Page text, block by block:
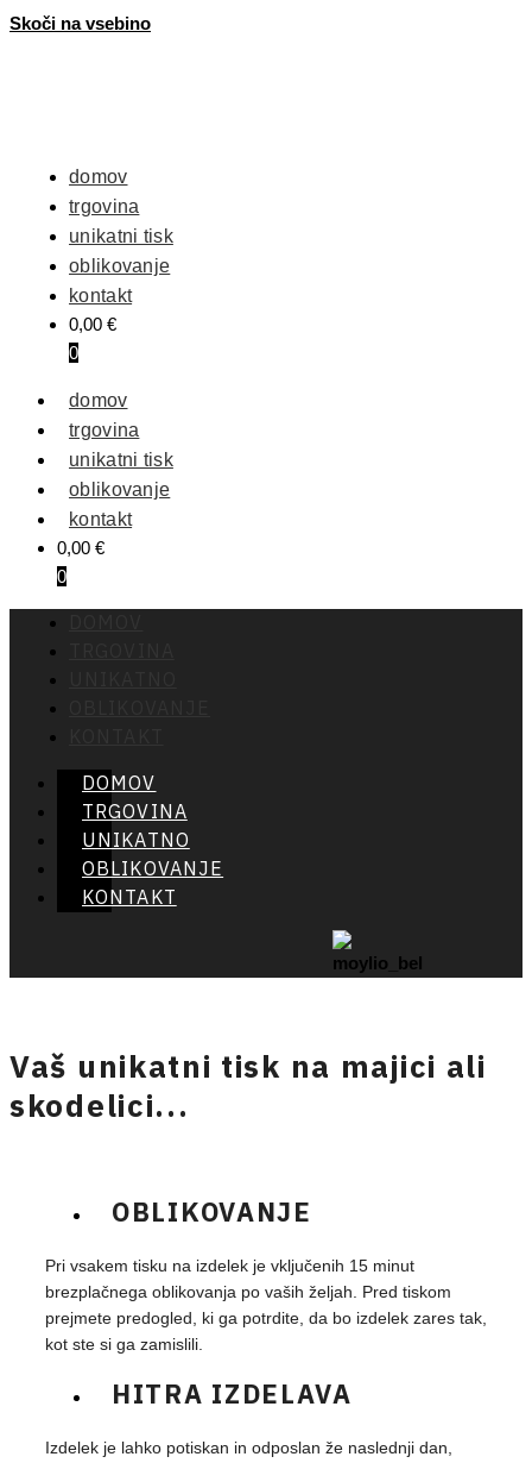
Skoči na vsebino
domov
trgovina
unikatni tisk
oblikovanje
kontakt
0,00 €
0
domov
trgovina
unikatni tisk
oblikovanje
kontakt
0,00 €
0
DOMOV
TRGOVINA
UNIKATNO
OBLIKOVANJE
KONTAKT
Vaš unikatni tisk na majici ali
skodelici...
OBLIKOVANJE
Pri vsakem tisku na izdelek je vključenih 15 minut
brezplačnega oblikovanja po vaših željah. Pred tiskom
prejmete predogled, ki ga potrdite, da bo izdelek zares tak,
kot ste si ga zamislili.
HITRA IZDELAVA
Izdelek je lahko potiskan in odposlan že naslednji dan,